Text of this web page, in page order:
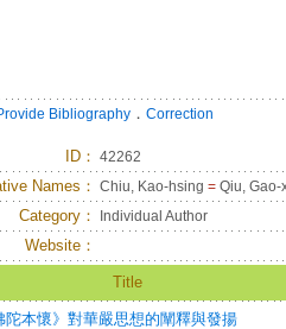
Bibliography ． Correction
ID ： 42262
Names： Chiu, Kao-hsing = Qiu, Gao-
Category： Individual Author
Website：
Title
陀本懷》對華嚴思想的闡釋與發揚